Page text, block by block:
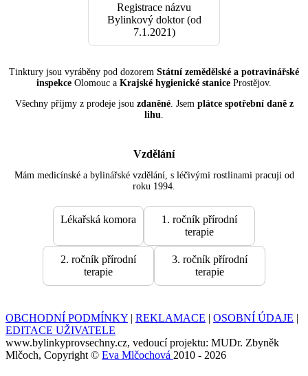
Registrace názvu
Bylinkový doktor (od
7.1.2021)
Tinktury jsou vyráběny pod dozorem Státní zemědělské a potravinářské
inspekce Olomouc a Krajské hygienické stanice Prostějov.
Všechny příjmy z prodeje jsou zdaněné. Jsem plátce spotřební daně z
lihu
Vzdělání
Mám medicínské a bylinářské vzdělání, s léčivými rostlinami pracuji od
roku 1994.
Lékařská komora
1. ročník přírodní
terapie
2. ročník přírodní
terapie
3. ročník přírodní
terapie
OBCHODNÍ PODMÍNKY | REKLAMACE | OSOBNÍ ÚDAJE |
EDITACE UŽIVATELE
www.bylinkyprovsechny.cz, vedoucí projektu: MUDr. Zbyněk
Mlčoch, Copyright © Eva Mlčochová 2010 - 2026